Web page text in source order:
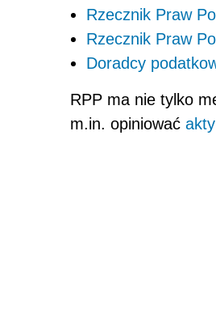
Rzecznik Praw
Rzecznik Praw
Doradcy
RPP ma nie tylko
m.in. opiniować